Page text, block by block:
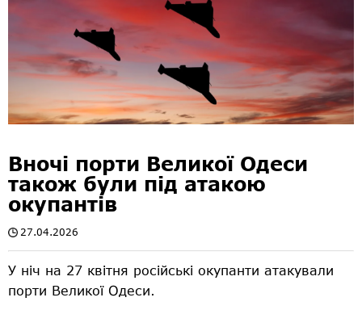
Вночі порти Великої Одеси
також були під атакою
окупантів
27.04.2026
У ніч на 27 квітня російські окупанти атакували
порти Великої Одеси.